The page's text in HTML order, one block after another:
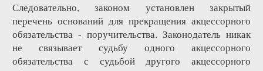
Следовательно, законом установлен закрытый
перечень оснований для прекращения акцессорного
обязательства - поручительства. Законодатель никак
не связывает судьбу одного акцессорного
обязательства с судьбой другого акцессорного